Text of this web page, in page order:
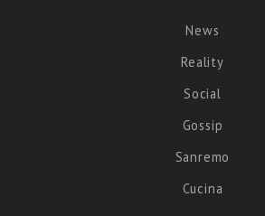
News
Reality
Social
Gossip
Sanremo
Cucina